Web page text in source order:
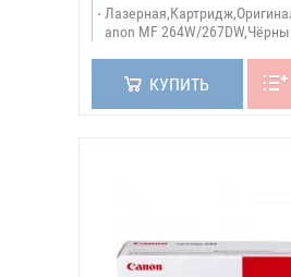
anon MF 264W/
КУПИТЬ